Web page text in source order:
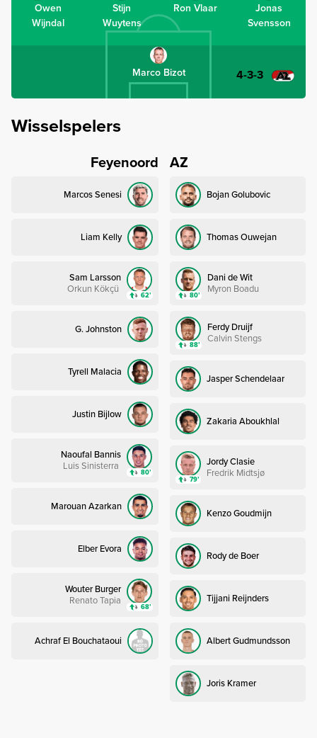
Marco Bizot
Jonas
Svensson
Ron Vlaar
Stijn
Wuytens
Owen
Wijndal
4-3-3
Wisselspelers
Feyenoord
Marcos Senesi
Liam Kelly
Sam Larsson
Orkun Kökçü
62’
G. Johnston
Tyrell Malacia
Justin Bijlow
Naoufal Bannis
Luis Sinisterra
80’
Marouan Azarkan
Elber Evora
Wouter Burger
Renato Tapia
68’
Achraf El Bouchataoui
AZ
Bojan Golubovic
Thomas Ouwejan
Dani de Wit
Myron Boadu
80’
Ferdy Druijf
Calvin Stengs
88’
Jasper Schendelaar
Zakaria Aboukhlal
Jordy Clasie
Fredrik Midtsjø
79’
Kenzo Goudmijn
Rody de Boer
Tijjani Reijnders
Albert Gudmundsson
Joris Kramer